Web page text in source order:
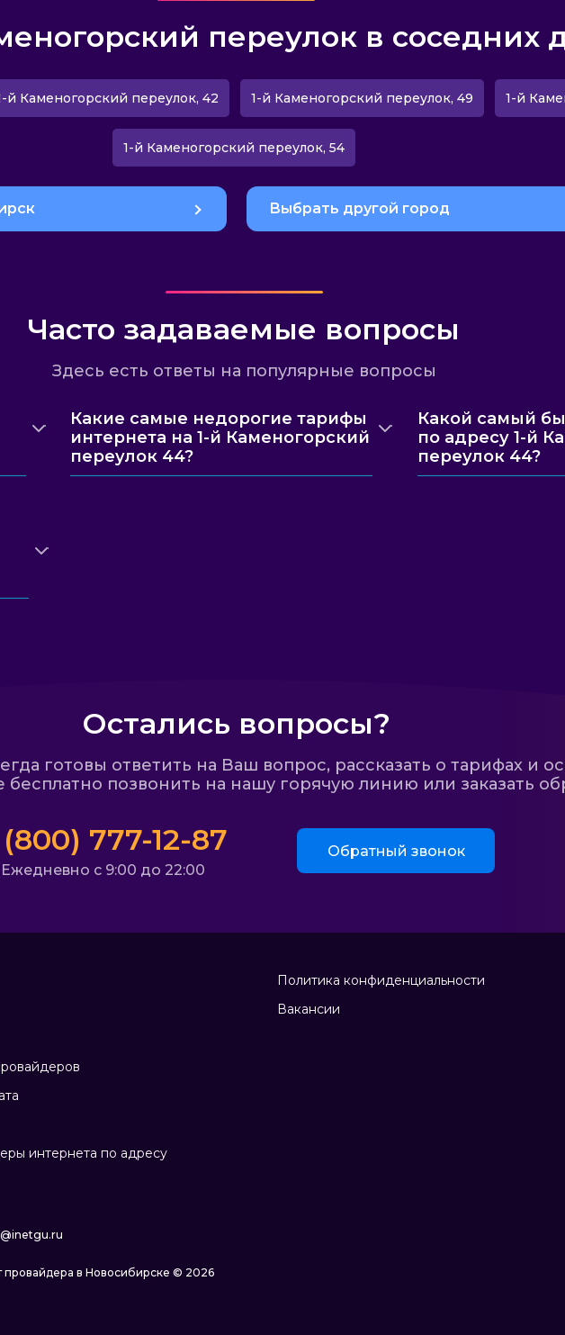
переулок в соседних
й Каменогорский переулок, 42 1-й Каменогорский переулок, 49 1-й
1-й Каменогорский переулок, 54
Выбрать другой город
Часто задаваемые вопросы
Здесь есть ответы на популярные вопросы
Какие самые недорогие тарифы
интернета на 1-й Каменогорский
переулок 44?
Какой самый
по адресу 1-й
переулок 44?
Остались вопросы?
готовы ответить на Ваш вопрос, рассказать о тарифах и
позвонить на нашу горячую линию или заказать
777-12-87
Ежедневно с 9:00 до 22:00
Обратный звонок
интернета по адресу
Политика конфиденциальности
Вакансии
в Новосибирске © 2026